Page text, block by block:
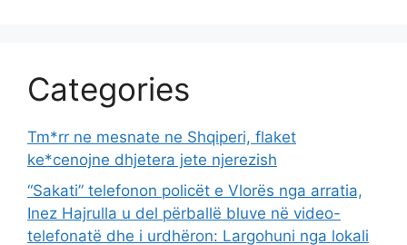
Categories
Tm*rr ne mesnate ne Shqiperi, flaket
ke*cenojne dhjetera jete njerezish
“Sakati” telefonon policët e Vlorës nga arratia,
Inez Hajrulla u del përballë bluve në video-
telefonatë dhe i urdhëron: Largohuni nga lokali